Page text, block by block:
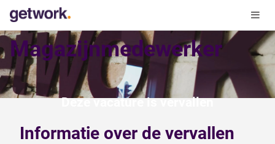
Magazijnmedewerker
Deze vacature is vervallen
Informatie over de vervallen